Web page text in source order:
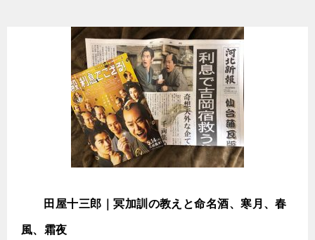
田屋十三郎｜冥加訓の教えと命名酒、寒月、春
風、霜夜